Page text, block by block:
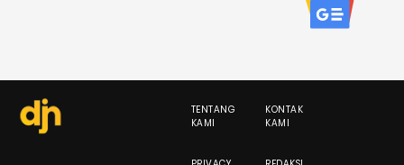
TENTANG
KAMI
KONTAK
KAMI